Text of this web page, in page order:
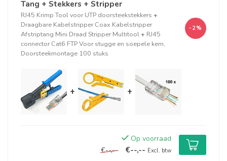
Tang + Stekkers + Stripper
RJ45 Krimp Tool voor UTP doorsteekstekkers +
Draagbare Kabelstripper Coax Kabelstripper
Afstriptang Mini Draad Stripper Multitool+ RJ45
connector Cat6 FTP Voor stugge en soepele kern,
Doorsteekmontage 100 stuks
-2%
+ +
Op voorraad
€--,--
€--,-- Excl. btw